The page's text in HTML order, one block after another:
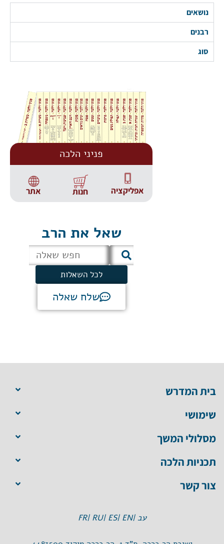
נושאים
רבנים
סוג
פניני הלכה
אתר חנות אפליקציה
שאל את הרב
לכל השאלות
שלח שאלה
בית המדרש
שימושי
מסלולי המשך
תכניות הלכה
צור קשר
עב |EN |
ES |
RU |
FR